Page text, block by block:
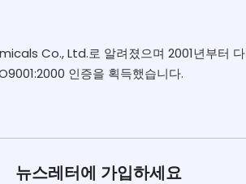
Co., Ltd.로 알려졌으며 2001년부터
인증을 획득했습니다.
뉴스레터에 가입하세요